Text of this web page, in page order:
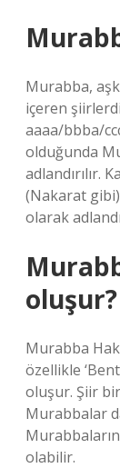
Murabba,
içeren
aaaa/bbba/
olduğunda
adlandırılır.
(Nakarat
olarak
oluşur?
Murabba
özellikle
oluşur. Şiir
Murabbalar
olabilir.